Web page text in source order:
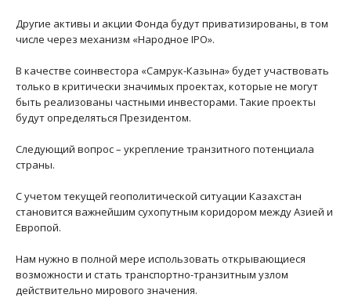
Другие активы и акции Фонда будут приватизированы, в том
числе через механизм «Народное IPO».
В качестве соинвестора «Самрук-Казына» будет участвовать
только в критически значимых проектах, которые не могут
быть реализованы частными инвесторами. Такие проекты
будут определяться Президентом.
Следующий вопрос – укрепление транзитного потенциала
страны.
С учетом текущей геополитической ситуации Казахстан
становится важнейшим сухопутным коридором между Азией и
Европой.
Нам нужно в полной мере использовать открывающиеся
возможности и стать транспортно-транзитным узлом
действительно мирового значения.